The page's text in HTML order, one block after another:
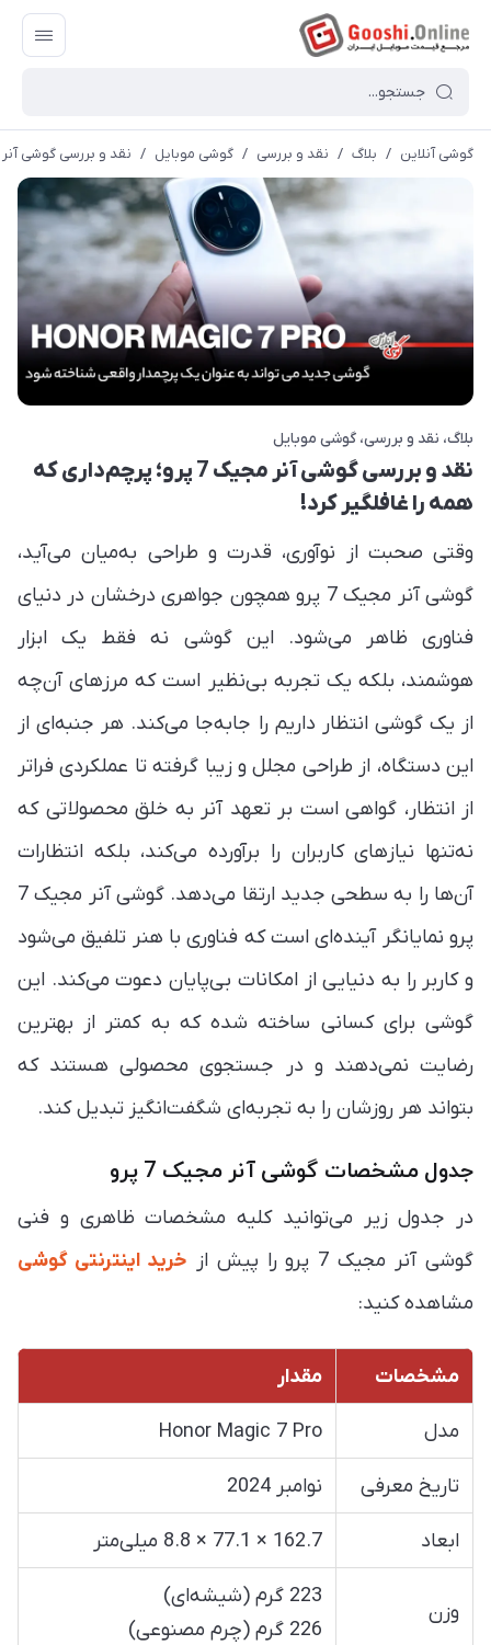
گوشی آنلاین / بلاگ / نقد و بررسی / گوشی موبایل / نقد و بررسی گوشی آنر مجیک 7 پرو؛ پرچم‌داری که
بلاگ نقد و بررسی گوشی موبایل
نقد و بررسی گوشی آنر مجیک 7 پرو؛ پرچم‌داری که
همه را غافلگیر کرد!
وقتی صحبت از نوآوری، قدرت و طراحی به‌میان می‌آید،
گوشی آنر مجیک 7 پرو همچون جواهری درخشان در دنیای
فناوری ظاهر می‌شود. این گوشی نه فقط یک ابزار
هوشمند، بلکه یک تجربه‌ بی‌نظیر است که مرزهای آن‌چه
از یک گوشی انتظار داریم را جابه‌جا می‌کند. هر جنبه‌ای از
این دستگاه، از طراحی مجلل و زیبا گرفته تا عملکردی فراتر
از انتظار، گواهی است بر تعهد آنر به خلق محصولاتی که
نه‌تنها نیازهای کاربران را برآورده می‌کند، بلکه انتظارات
آن‌ها را به سطحی جدید ارتقا می‌دهد. گوشی آنر مجیک 7
پرو نمایانگر آینده‌ای است که فناوری با هنر تلفیق می‌شود
و کاربر را به دنیایی از امکانات بی‌پایان دعوت می‌کند. این
گوشی برای کسانی ساخته شده که به کمتر از بهترین
رضایت نمی‌دهند و در جستجوی محصولی هستند که
بتواند هر روزشان را به تجربه‌ای شگفت‌انگیز تبدیل کند.
جدول مشخصات گوشی آنر مجیک 7 پرو
در جدول زیر می‌توانید کلیه مشخصات ظاهری و فنی
گوشی آنر مجیک 7 پرو را پیش از
خرید اینترنتی گوشی
مشاهده کنید:
مشخصات مقدار
مدل Honor Magic 7 Pro
تاریخ معرفی نوامبر 2024
ابعاد 162.7 × 77.1 × 8.8 میلی‌متر
وزن
223 گرم (شیشه‌ای)
226 گرم (چرم مصنوعی)